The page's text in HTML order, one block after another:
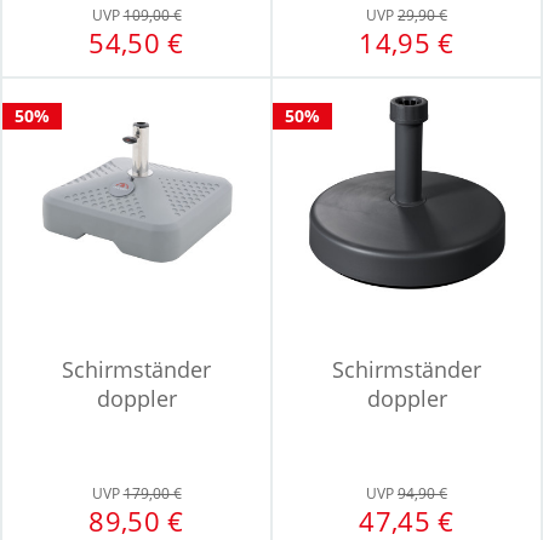
UVP109,00 €
54,50 €
UVP29,90 €
14,95 €
50%
Schirmständer
doppler
UVP179,00 €
89,50 €
50%
Schirmständer
doppler
UVP94,90 €
47,45 €